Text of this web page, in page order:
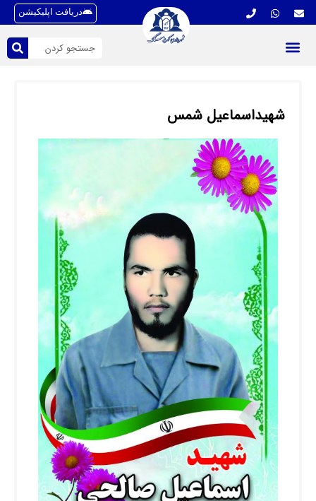
دریافت اپلیکیشن
شهیداسماعیل شمس